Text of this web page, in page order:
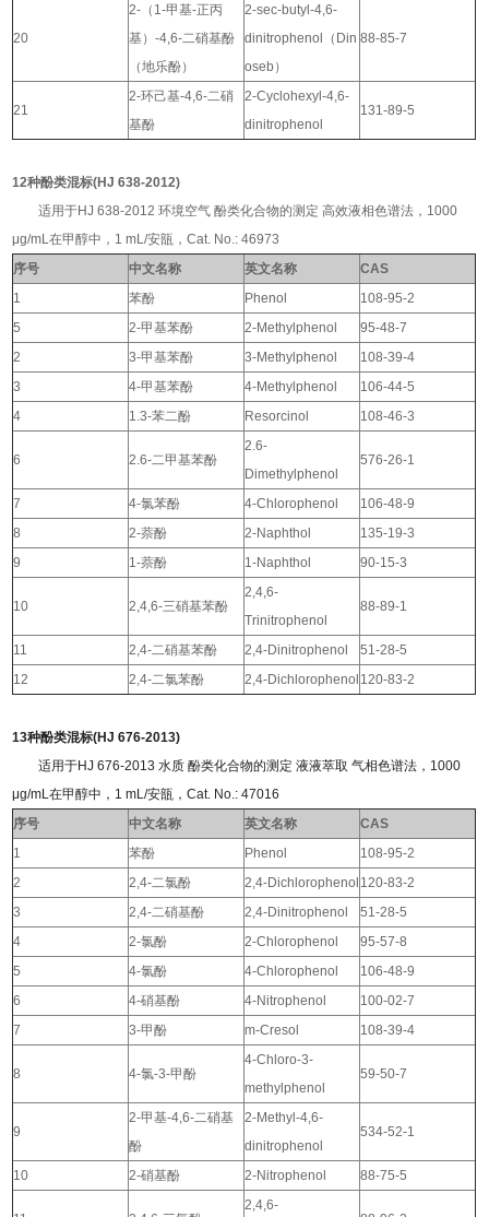
20
2-（1-甲基-正丙
基）-4,6-二硝基酚
（地乐酚）
2-sec-butyl-4,6-
dinitrophenol（Din
oseb）
88-85-7
21
2-环己基-4,6-二硝
基酚
2-Cyclohexyl-4,6-
dinitrophenol
131-89-5
12种酚类混标(HJ 638-2012)
适用于HJ 638-2012 环境空气 酚类化合物的测定 高效液相色谱法，1000
μg/mL在甲醇中，1 mL/安瓿，Cat. No.: 46973
序号
中文名称 英文名称
CAS
1
苯酚 Phenol
108-95-2
5
2-甲基苯酚 2-Methylphenol
95-48-7
2
3-甲基苯酚 3-Methylphenol
108-39-4
3
4-甲基苯酚 4-Methylphenol
106-44-5
4
1.3-苯二酚 Resorcinol 108-46-3
6 2.6-二甲基苯酚
2.6-
Dimethylphenol
576-26-1
7 4-氯苯酚 4-Chlorophenol
106-48-9
8
2-萘酚 2-Naphthol
135-19-3
9
1-萘酚 1-Naphthol 90-15-3
10 2,4,6-三硝基苯酚
2,4,6-
Trinitrophenol
88-89-1
11 2,4-二硝基苯酚 2,4-Dinitrophenol
51-28-5
12
2,4-二氯苯酚 2,4-Dichlorophenol 120-83-2
13种酚类混标(HJ 676-2013)
适用于HJ 676-2013 水质 酚类化合物的测定 液液萃取 气相色谱法，1000
μg/mL在甲醇中，1 mL/安瓿，Cat. No.: 47016
序号
中文名称 英文名称
CAS
1
苯酚 Phenol
108-95-2
2
2,4-二氯酚 2,4-Dichlorophenol 120-83-2
3
2,4-二硝基酚 2,4-Dinitrophenol
51-28-5
4
2-氯酚 2-Chlorophenol
95-57-8
5
4-氯酚 4-Chlorophenol
106-48-9
6
4-硝基酚 4-Nitrophenol
100-02-7
7
3-甲酚 m-Cresol 108-39-4
8 4-氯-3-甲酚
4-Chloro-3-
methylphenol
59-50-7
9
2-甲基-4,6-二硝基
酚
2-Methyl-4,6-
dinitrophenol
534-52-1
10 2-硝基酚 2-Nitrophenol 88-75-5
2,4,6-